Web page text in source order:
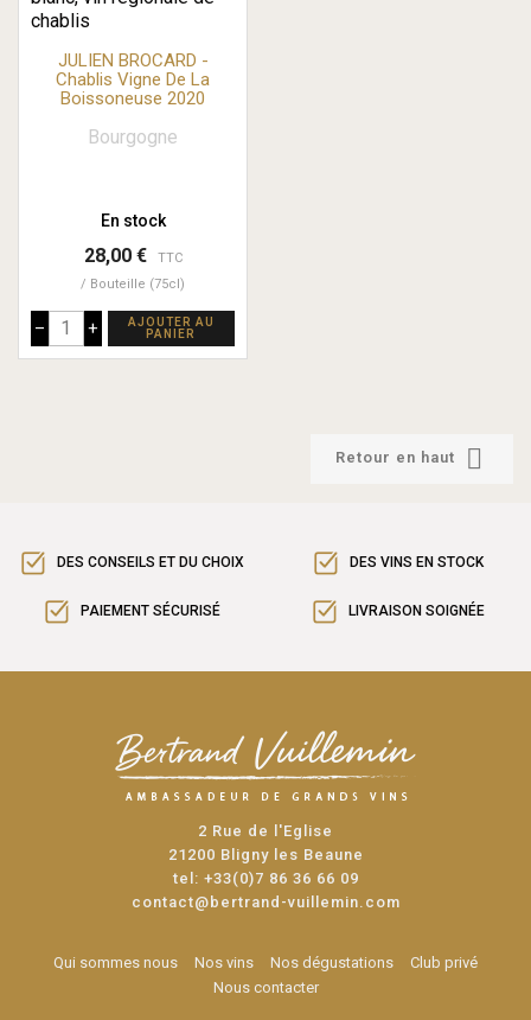
JULIEN BROCARD -
Chablis Vigne De La
Boissoneuse 2020
Bourgogne
En stock
28,00 €
TTC
Bouteille (75cl)
– +
AJOUTER AU
PANIER
Retour en haut 
DES CONSEILS ET DU CHOIX DES VINS EN STOCK
PAIEMENT SÉCURISÉ LIVRAISON SOIGNÉE
2 Rue de l'Eglise
21200 Bligny les Beaune
tel: +33(0)7 86 36 66 09
contact@bertrand-vuillemin.com
Qui sommes nous Nos vins Nos dégustations
Club privé
Nous contacter